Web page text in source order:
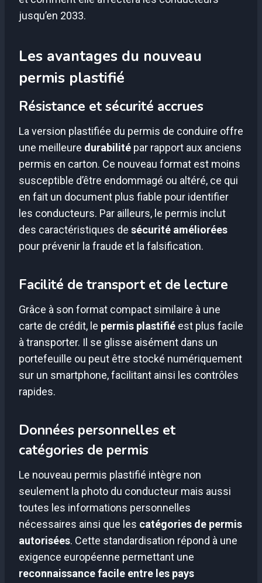
jusqu’en 2033.
Les avantages du nouveau
permis plastifié
Résistance et sécurité accrues
La version plastifiée du permis de conduire offre
une meilleure durabilité par rapport aux anciens
permis en carton. Ce nouveau format est moins
susceptible d’être endommagé ou altéré, ce qui
en fait un document plus fiable pour identifier
les conducteurs. Par ailleurs, le permis inclut
des caractéristiques de sécurité améliorées
pour prévenir la fraude et la falsification.
Facilité de transport et de lecture
Grâce à son format compact similaire à une
carte de crédit, le permis plastifié est plus facile
à transporter. Il se glisse aisément dans un
portefeuille ou peut être stocké numériquement
sur un smartphone, facilitant ainsi les contrôles
rapides.
Données personnelles et
catégories de permis
Le nouveau permis plastifié intègre non
seulement la photo du conducteur mais aussi
toutes les informations personnelles
nécessaires ainsi que les catégories de permis
autorisées. Cette standardisation répond à une
exigence européenne permettant une
reconnaissance facile entre les pays